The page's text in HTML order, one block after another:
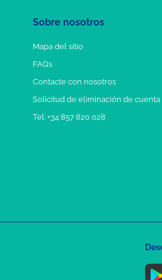
Sobre nosotros
Mapa del sitio
FAQs
Contacte con nosotros
Solicitud de eliminación de cuenta
Tel: +34 857 820 028